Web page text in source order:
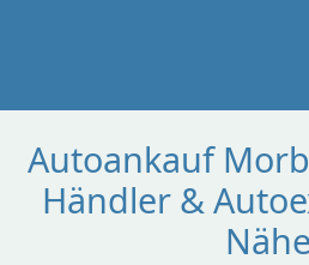
Autoankauf
Händler &
Nähe